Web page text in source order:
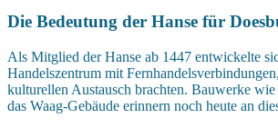
Die Bedeutung der Hanse für
Als Mitglied der Hanse ab 1447 entwickelte
Handelszentrum mit
kulturellen Austausch brachten. Bauwerke wie
das Waag-Gebäude erinnern noch heute an